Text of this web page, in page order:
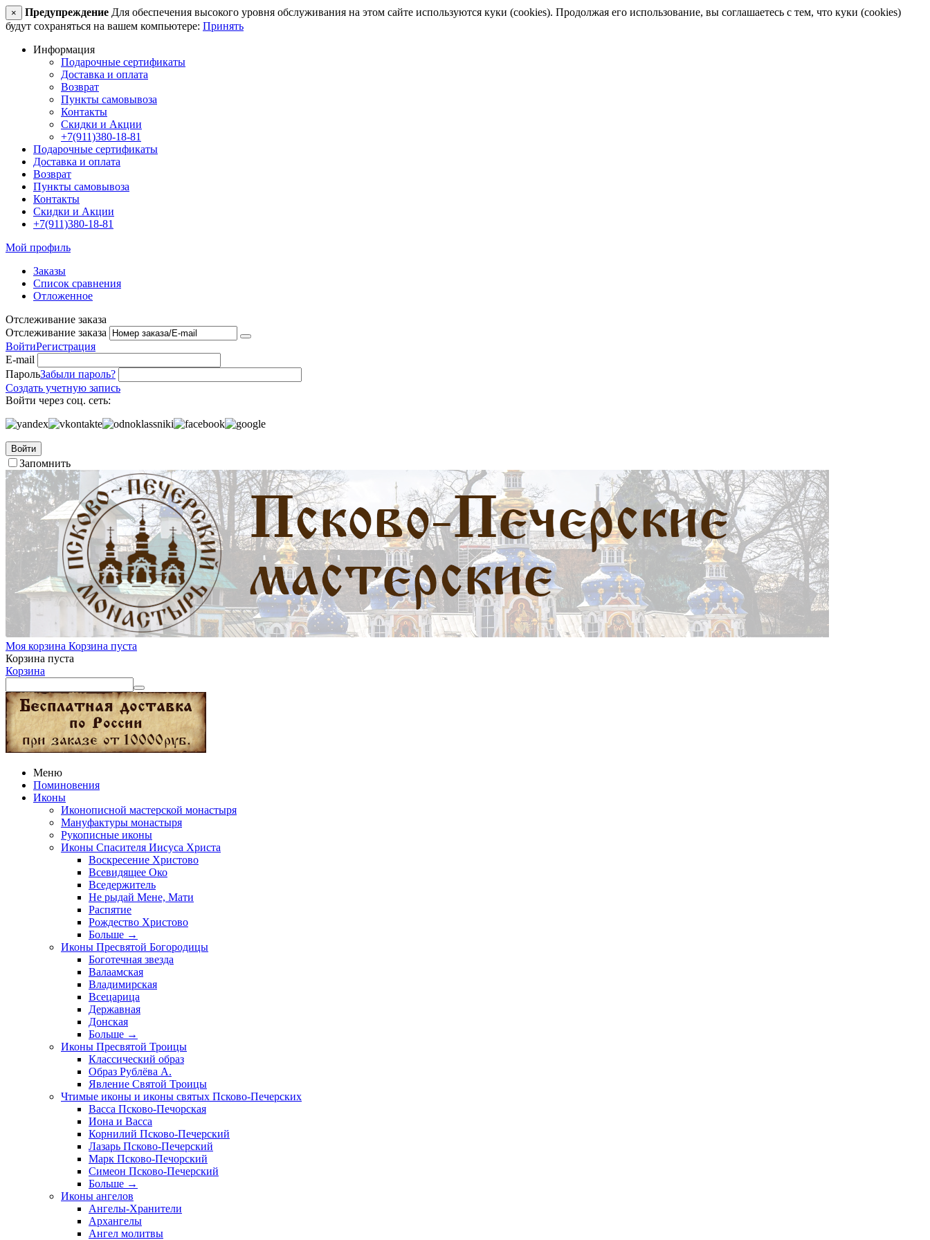
× Предупреждение Для обеспечения высокого уровня обслуживания на этом сайте используются куки (cookies). Продолжая его использование, вы соглашаетесь с тем, что куки (cookies)
будут сохраняться на вашем компьютере: Принять
Информация
Подарочные сертификаты
Доставка и оплата
Возврат
Пункты самовывоза
Контакты
Скидки и Акции
+7(911)380-18-81
Подарочные сертификаты
Доставка и оплата
Возврат
Пункты самовывоза
Контакты
Скидки и Акции
+7(911)380-18-81
Мой профиль
Заказы
Список сравнения
Отложенное
Отслеживание заказа
Отслеживание заказа
ВойтиРегистрация
E-mail
ПарольЗабыли пароль?
Создать учетную запись
Войти через соц. сеть:
Войти
Запомнить
Моя корзина Корзина пуста
Корзина пуста
Корзина
Меню
Поминовения
Иконы
Иконописной мастерской монастыря
Мануфактуры монастыря
Рукописные иконы
Иконы Спасителя Иисуса Христа
Воскресение Христово
Всевидящее Око
Вседержитель
Не рыдай Мене, Мати
Распятие
Рождество Христово
Больше →
Иконы Пресвятой Богородицы
Боготечная звезда
Валаамская
Владимирская
Всецарица
Державная
Донская
Больше →
Иконы Пресвятой Троицы
Классический образ
Образ Рублёва А.
Явление Святой Троицы
Чтимые иконы и иконы святых Псково-Печерских
Васса Псково-Печорская
Иона и Васса
Корнилий Псково-Печерский
Лазарь Псково-Печерский
Марк Псково-Печорский
Симеон Псково-Печерский
Больше →
Иконы ангелов
Ангелы-Хранители
Архангелы
Ангел молитвы